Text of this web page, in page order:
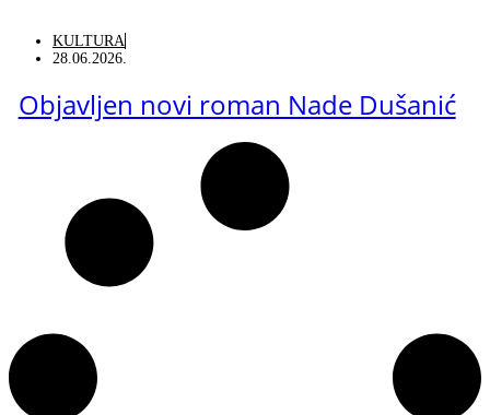
KULTURA
28.06.2026.
Objavljen novi roman Nade Dušanić